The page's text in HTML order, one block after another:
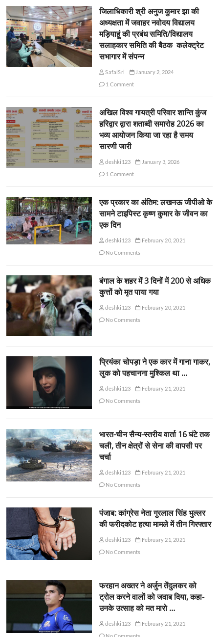
जिलाधिकारी श्री अनुज कुमार झा की
अध्यक्षता में जवाहर नवोदय विद्यालय
मड़ियाहूं की प्रबंध समिति/विद्यालय
सलाहकार समिति की बैठक कलेक्ट्रेट
सभागार में संपन्न
SafalSri
January 2, 2024
1 Comment
अखिल विश्व गायत्री परिवार शान्ति कुंज
हरिद्वार द्वारा शताब्दी समारोह 2026 का
भव्य आयोजन किया जा रहा है समय
सारणी जारी
deshki123
January 3, 2026
1 Comment
एक प्रकार का अंतिम: लखनऊ जीपीओ के
सामने टाइपिस्ट कृष्ण कुमार के जीवन का
एक दिन
deshki123
February 20, 2021
No Comments
बंगाल के शहर में 3 दिनों में 200 से अधिक
कुत्तों को मृत पाया गया
deshki123
February 20, 2021
No Comments
प्रियंका चोपड़ा ने एक कार में गाना गाकर,
लुक को पहचानना मुश्किल था …
deshki123
February 21, 2021
No Comments
भारत-चीन सैन्य-स्तरीय वार्ता 16 घंटे तक
चली, तीन क्षेत्रों से सेना की वापसी पर
चर्चा
deshki123
February 21, 2021
No Comments
पंजाब: कांग्रेस नेता गुरलाल सिंह भुल्लर
की फरीदकोट हत्या मामले में तीन गिरफ्तार
deshki123
February 21, 2021
No Comments
फरहान अख्तर ने अर्जुन तेंदुलकर को
ट्रोल करने वालों को जवाब दिया, कहा-
उनके उत्साह को मत मारो …
deshki123
February 21, 2021